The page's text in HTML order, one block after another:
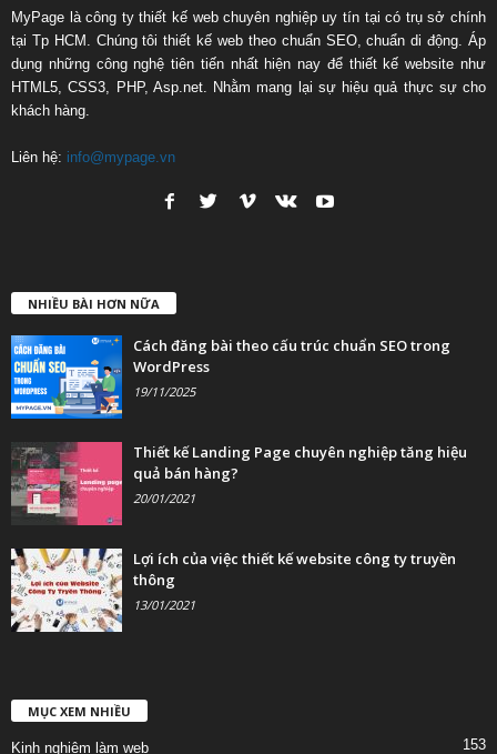
MyPage là công ty thiết kế web chuyên nghiệp uy tín tại có trụ sở chính
tại Tp HCM. Chúng tôi thiết kế web theo chuẩn SEO, chuẩn di động. Áp
dụng những công nghệ tiên tiến nhất hiện nay để thiết kế website như
HTML5, CSS3, PHP, Asp.net. Nhằm mang lại sự hiệu quả thực sự cho
khách hàng.
Liên hệ: info@mypage.vn
NHIỀU BÀI HƠN NỮA
Cách đăng bài theo cấu trúc chuẩn SEO trong
WordPress
19/11/2025
Thiết kế Landing Page chuyên nghiệp tăng hiệu
quả bán hàng?
20/01/2021
Lợi ích của việc thiết kế website công ty truyền
thông
13/01/2021
MỤC XEM NHIỀU
Kinh nghiệm làm web 153